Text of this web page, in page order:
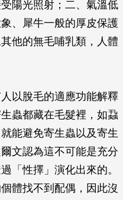
陽光照射；二、氣溫低
、犀牛一般的厚皮保護
他的無毛哺乳類，人體
以脫毛的適應功能解釋
蟲都藏在毛髮裡，如蝨
能避免寄生蟲以及寄生
文認為這不可能是充分
「性擇」演化出來的。
體找不到配偶，因此沒